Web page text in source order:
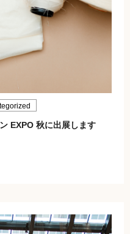
EXPO 秋に出展します